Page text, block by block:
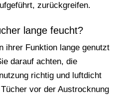
zurückgreifen.
lange feucht?
ihrer Funktion lange genutzt
darauf achten, die
richtig und luftdicht
vor der Austrocknung